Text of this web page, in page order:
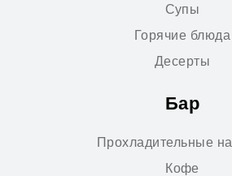
Супы
Горячие блюда
Десерты
Бар
Прохладительные
Кофе